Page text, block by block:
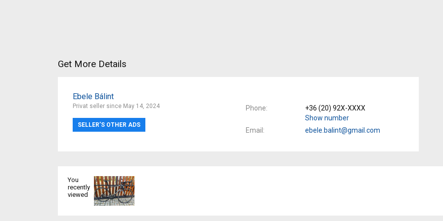
Get More Details
Ebele Bálint
Privat seller since May 14, 2024
SELLER’S OTHER ADS
Phone
+36 (20) 92X-XXXX
Show number
Email
ebele.balint@gmail.com
You
recently
viewed